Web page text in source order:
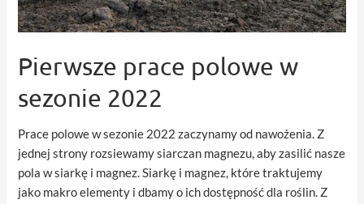
Pierwsze prace polowe w
sezonie 2022
Prace polowe w sezonie 2022 zaczynamy od nawożenia. Z
jednej strony rozsiewamy siarczan magnezu, aby zasilić nasze
pola w siarkę i magnez. Siarkę i magnez, które traktujemy
jako makro elementy i dbamy o ich dostępność dla roślin. Z